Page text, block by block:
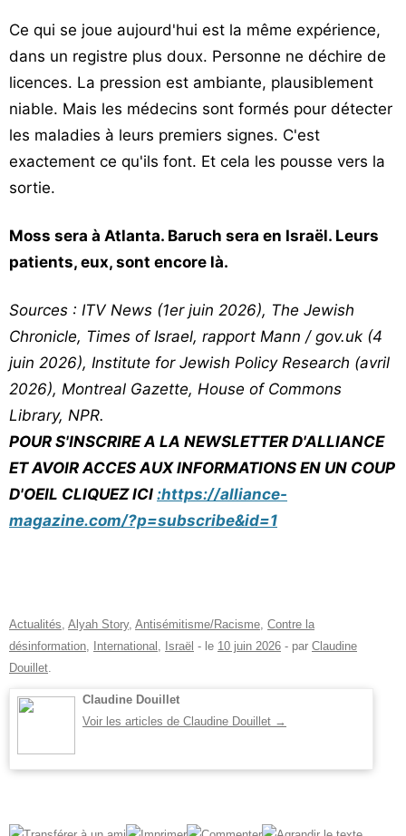
Ce qui se joue aujourd'hui est la même expérience,
dans un registre plus doux. Personne ne déchire de
licences. La pression est ambiante, plausiblement
niable. Mais les médecins sont formés pour détecter
les maladies à leurs premiers signes. C'est
exactement ce qu'ils font. Et cela les pousse vers la
sortie.
Moss sera à Atlanta. Baruch sera en Israël. Leurs
patients, eux, sont encore là.
Sources : ITV News (1er juin 2026), The Jewish
Chronicle, Times of Israel, rapport Mann / gov.uk (4
juin 2026), Institute for Jewish Policy Research (avril
2026), Montreal Gazette, House of Commons
Library, NPR.
POUR S'INSCRIRE A LA NEWSLETTER D'ALLIANCE
ET AVOIR ACCES AUX INFORMATIONS EN UN COUP
D'OEIL CLIQUEZ ICI :https://alliance-
magazine.com/?p=subscribe&id=1
Actualités, Alyah Story, Antisémitisme/Racisme, Contre la
désinformation, International , Israël - le 10 juin 2026 - par Claudine
Douillet.
Claudine Douillet
Voir les articles de Claudine Douillet →